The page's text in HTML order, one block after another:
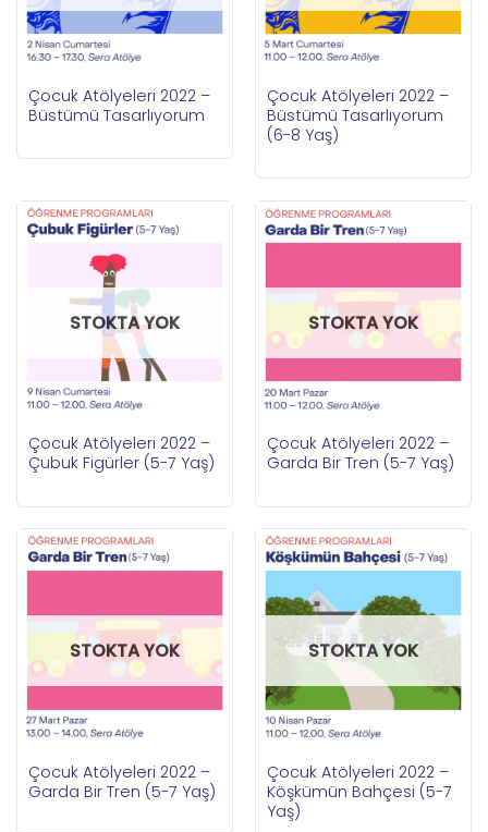
Çocuk Atölyeleri 2022 –
Büstümü Tasarlıyorum
Çocuk Atölyeleri 2022 –
Büstümü Tasarlıyorum
(6-8 Yaş)
STOKTA YOK
Çocuk Atölyeleri 2022 –
Çubuk Figürler (5-7 Yaş)
STOKTA YOK
Çocuk Atölyeleri 2022 –
Garda Bir Tren (5-7 Yaş)
STOKTA YOK
Çocuk Atölyeleri 2022 –
Garda Bir Tren (5-7 Yaş)
STOKTA YOK
Çocuk Atölyeleri 2022 –
Köşkümün Bahçesi (5-7
Yaş)